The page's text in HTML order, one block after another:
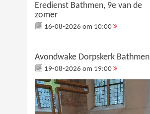
Eredienst Bathmen, 9e van de
zomer
16-08-2026 om 10:00
Avondwake Dorpskerk Bathmen
19-08-2026 om 19:00